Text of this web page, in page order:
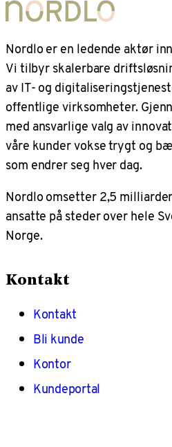
Nordlo er en ledende aktør
Vi tilbyr skalerbare
av IT- og
offentlige virksomheter.
med ansvarlige valg av
våre kunder vokse trygt og
som endrer seg hver dag.
Nordlo omsetter 2,5
ansatte på steder over hele
Norge.
Kontakt
Kontakt
Bli kunde
Kontor
Kundeportal